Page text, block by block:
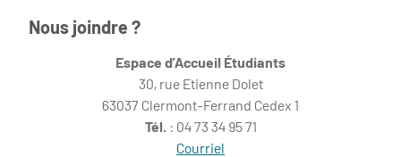
Nous joindre ?
Espace d’Accueil Étudiants
30, rue Etienne Dolet
63037 Clermont-Ferrand Cedex 1
Tél. : 04 73 34 95 71
Courriel